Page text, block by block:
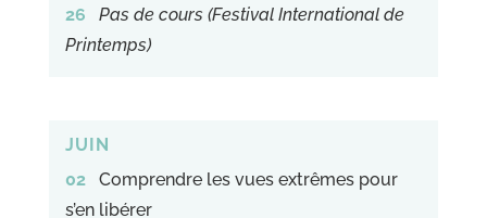
26
Pas de cours (Festival International de
Printemps)
JUIN
02Comprendre les vues extrêmes pour
s’en libérer